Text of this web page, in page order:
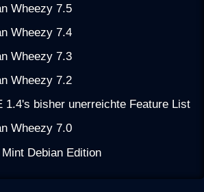
Wheezy 7.5
Wheezy 7.4
Wheezy 7.3
Wheezy 7.2
1.4's bisher unerreichte Feature List
Wheezy 7.0
Debian Edition